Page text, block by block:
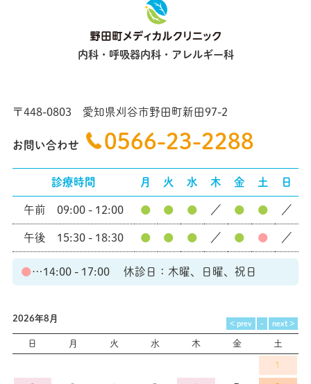
内科・呼吸器内科・アレルギー科
〒448-0803 愛知県刈谷市野田町新田97-2
お問い合わせ 0566-23-2288
診療時間 月 火 水 木 金 土 日
午前 09:00 - 12:00 ● ● ● ／ ● ● ／
午後 15:30 - 18:30 ● ● ● ／ ● ● ／
●…14:00 - 17:00 休診日：木曜、日曜、祝日
2026年8月
日 月 火 水 木 金 土
1